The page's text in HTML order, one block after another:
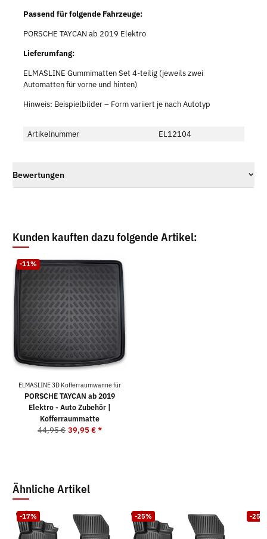
Passend für folgende Fahrzeuge:
PORSCHE TAYCAN ab 2019 Elektro
Lieferumfang:
ELMASLINE Gummimatten Set 4-teilig (jeweils zwei
Automatten für vorne und hinten)
Hinweis: Beispielbilder – Form variiert je nach Autotyp
Artikelnummer EL12104
Bewertungen
Kunden kauften dazu folgende Artikel:
-11%
ELMASLINE 3D Kofferraumwanne für
PORSCHE TAYCAN ab 2019
Elektro - Auto Zubehör |
Kofferraummatte
44,95 € 39,95 €*
Ähnliche Artikel
-17% -25% -25%